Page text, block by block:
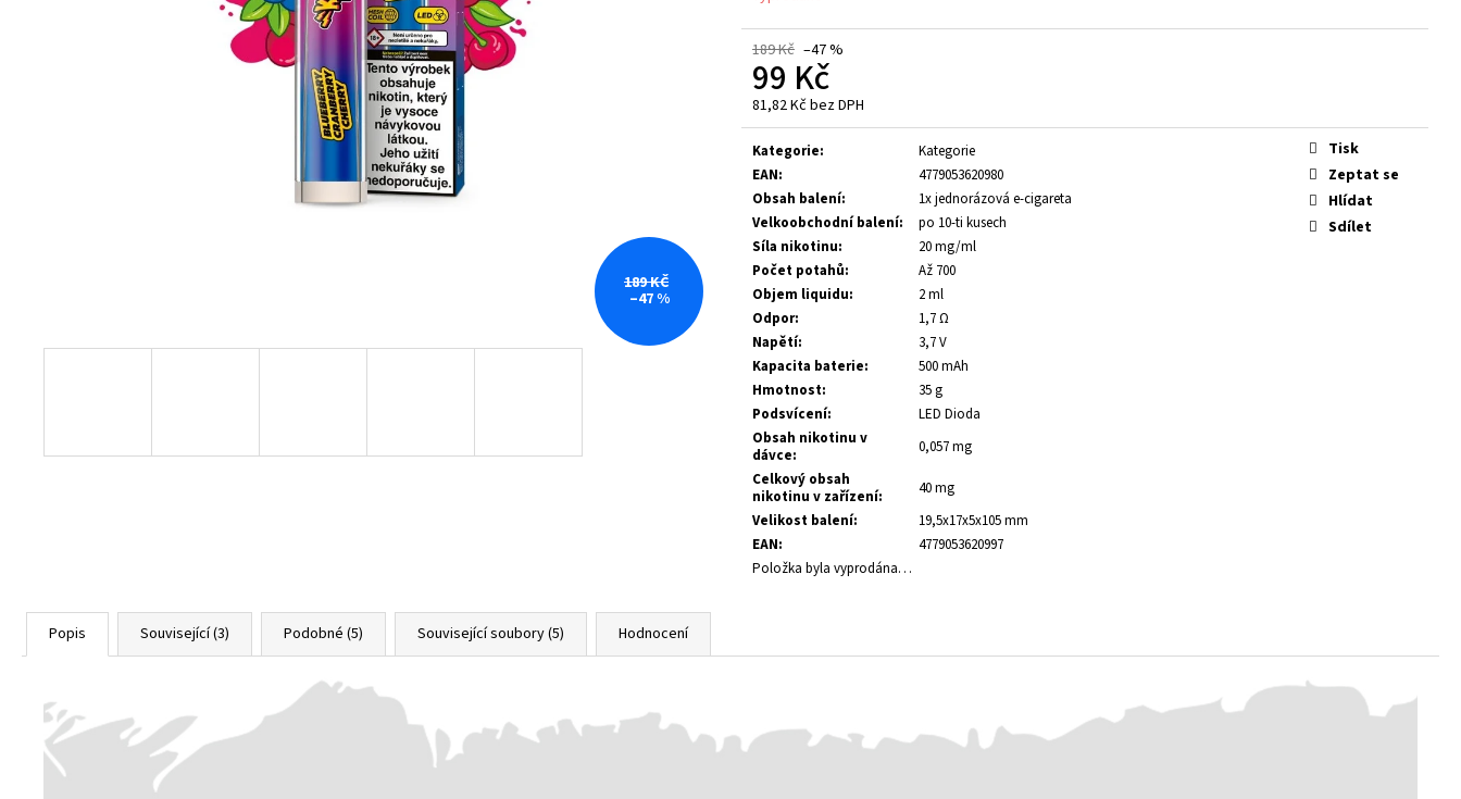
189 Kč –47 %
99 Kč
81,82 Kč bez DPH
Měrná
cena:
Kategorie:
Kategorie
EAN:
4779053620980
Obsah balení:
1x jednorázová e-cigareta
Velkoobchodní balení:
po 10-ti kusech
Síla nikotinu:
20 mg/ml
Počet potahů:
Až 700
Objem liquidu:
2 ml
Odpor:
1,7 Ω
Napětí:
3,7 V
Kapacita baterie:
500 mAh
Hmotnost:
35 g
Podsvícení:
LED Dioda
Obsah nikotinu v
dávce:
0,057 mg
Celkový obsah
nikotinu v zařízení:
40 mg
Velikost balení:
19,5x17x5x105 mm
EAN:
4779053620997
Položka byla vyprodána…
Tisk
Zeptat se
Hlídat
Sdílet
189 KČ
–47 %
Popis Související (3) Podobné (5) Související soubory (5) Hodnocení
235 Kč